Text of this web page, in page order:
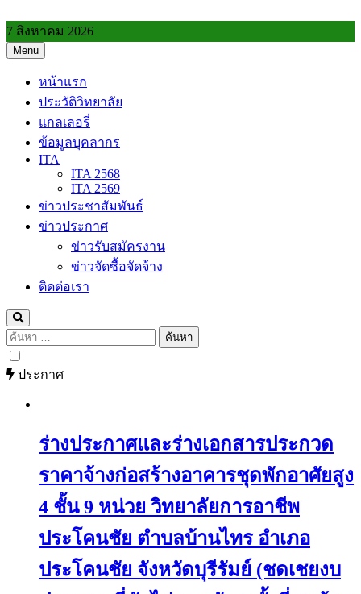
to
content
7 สิงหาคม 2026
Menu
หน้าแรก
ประวัติวิทยาลัย
แกลเลอรี่
ข้อมูลบุคลากร
ITA
ITA 2568
ITA 2569
ข่าวประชาสัมพันธ์
ข่าวประกาศ
ข่าวรับสมัครงาน
ข่าวจัดซื้อจัดจ้าง
ติดต่อเรา
ค้นหา
สำหรับ:
ประกาศ
ร่างประกาศและร่างเอกสารประกวด
ราคาจ้างก่อสร้างอาคารชุดพักอาศัยสูง
4 ชั้น 9 หน่วย วิทยาลัยการอาชีพ
ประโคนชัย ตำบลบ้านไทร อำเภอ
ประโคนชัย จังหวัดบุรีรัมย์ (ชดเชยงบ